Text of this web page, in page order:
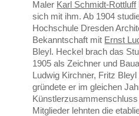
Maler Karl Schmidt-Rottluff
sich mit ihm. Ab 1904
Hochschule Dresden
Bekanntschaft mit Ernst
Bleyl. Heckel brach das
1905 als Zeichner und
Ludwig Kirchner, Fritz
gründete er im gleichen
Mitglieder lehnten die